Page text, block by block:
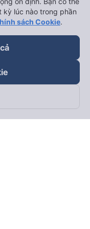
kỳ lúc nào trong phần
sách Cookie.